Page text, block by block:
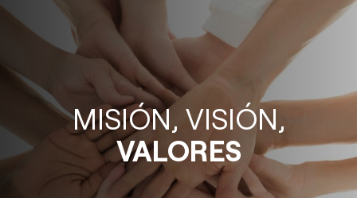
MISIÓN, VISIÓN,
VALORES